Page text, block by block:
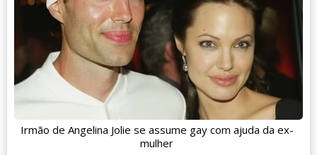
Irmão de Angelina Jolie se assume gay com ajuda da ex-
mulher